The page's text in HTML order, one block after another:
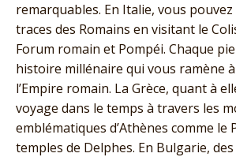
remarquables. En Italie, vous
traces des Romains en visitant le
Forum romain et Pompéi. Chaque
histoire millénaire qui vous ramène à
l’Empire romain. La Grèce, quant à
voyage dans le temps à travers les
emblématiques d’Athènes comme le
temples de Delphes. En Bulgarie,